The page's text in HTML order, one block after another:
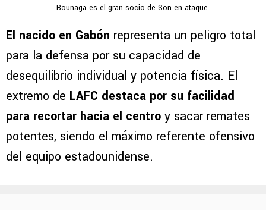
Bounaga es el gran socio de Son en ataque.
El nacido en Gabón representa un peligro total
para la defensa por su capacidad de
desequilibrio individual y potencia física. El
extremo de LAFC destaca por su facilidad
para recortar hacia el centro y sacar remates
potentes, siendo el máximo referente ofensivo
del equipo estadounidense.